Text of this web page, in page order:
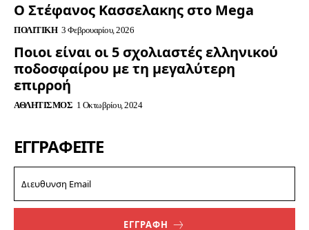
Ο Στέφανος Κασσελακης στο Mega
ΠΟΛΙΤΙΚΉ 3 Φεβρουαρίου, 2026
Ποιοι είναι οι 5 σχολιαστές ελληνικού
ποδοσφαίρου με τη μεγαλύτερη
επιρροή
ΑΘΛΗΤΙΣΜΌΣ 1 Οκτωβρίου, 2024
ΕΓΓΡΑΦΕΊΤΕ
ΕΓΓΡΑΦΗ